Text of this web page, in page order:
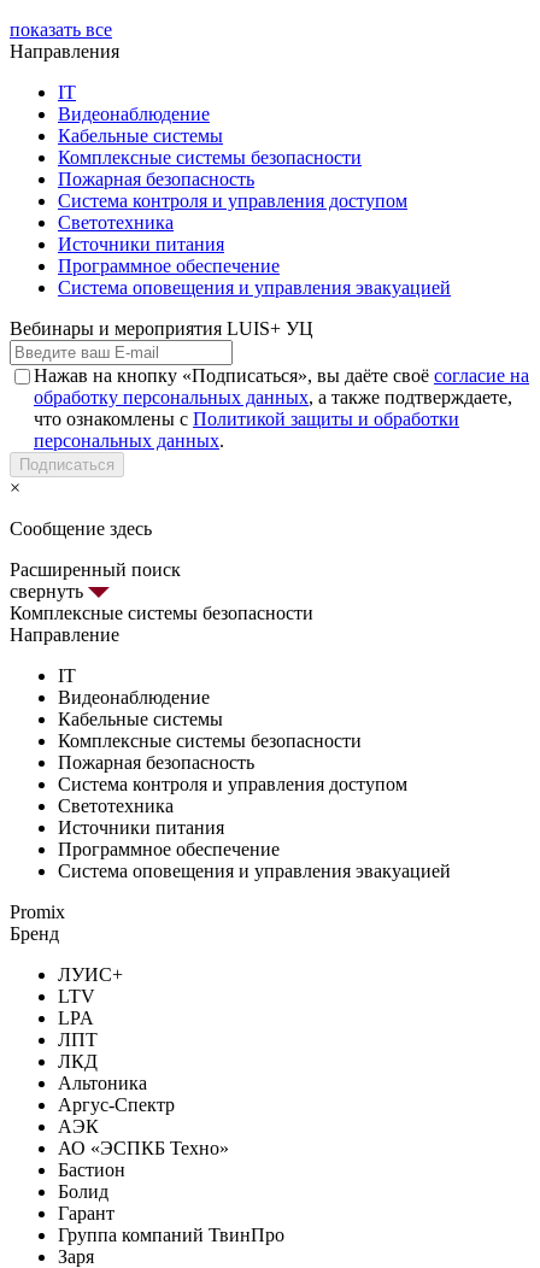
показать все
Направления
IT
Видеонаблюдение
Кабельные системы
Комплексные системы безопасности
Пожарная безопасность
Система контроля и управления доступом
Светотехника
Источники питания
Программное обеспечение
Система оповещения и управления эвакуацией
Вебинары и мероприятия LUIS+ УЦ
Нажав на кнопку «Подписаться», вы даёте своё согласие на
обработку персональных данных, а также подтверждаете,
что ознакомлены с Политикой защиты и обработки
персональных данных.
Подписаться
×
Сообщение здесь
Расширенный поиск
свернуть
Комплексные системы безопасности
Направление
IT
Видеонаблюдение
Кабельные системы
Комплексные системы безопасности
Пожарная безопасность
Система контроля и управления доступом
Светотехника
Источники питания
Программное обеспечение
Система оповещения и управления эвакуацией
Promix
Бренд
ЛУИС+
LTV
LPA
ЛПТ
ЛКД
Альтоника
Аргус-Спектр
АЭК
АО «ЭСПКБ Техно»
Бастион
Болид
Гарант
Группа компаний ТвинПро
Заря